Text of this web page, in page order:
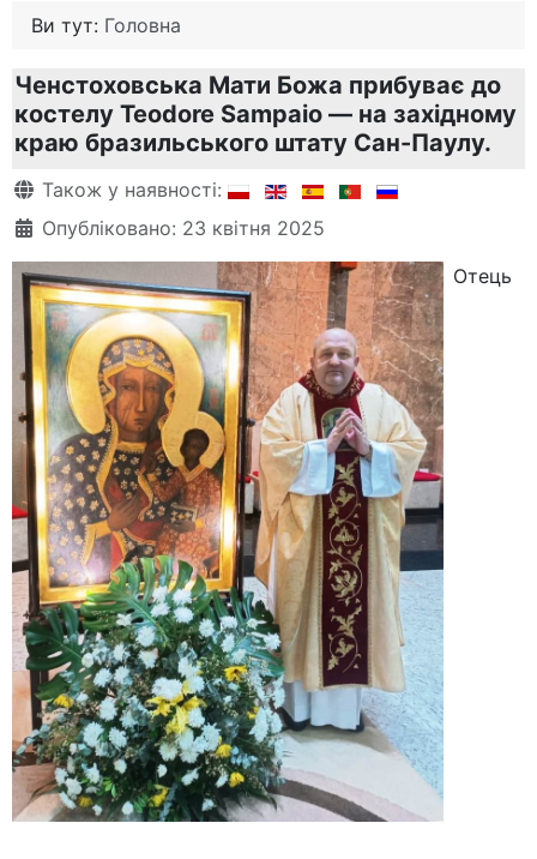
Ви тут: Головна
Ченстоховська Мати Божа прибуває до
костелу Teodore Sampaio — на західному
краю бразильського штату Сан-Паулу.
Деталі
Також у наявності:
Опубліковано: 23 квітня 2025
Отець